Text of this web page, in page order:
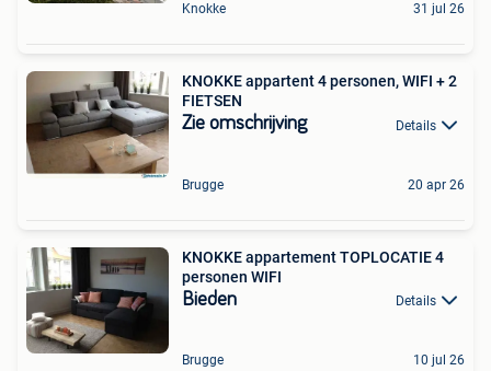
Knokke 31 jul 26
KNOKKE appartent 4 personen, WIFI + 2
FIETSEN
Zie omschrijving Details
Brugge 20 apr 26
KNOKKE appartement TOPLOCATIE 4
personen WIFI
Bieden Details
Brugge 10 jul 26